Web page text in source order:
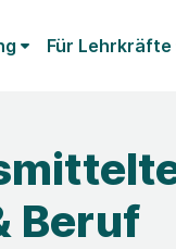
Für Lehrkräfte
Beruf